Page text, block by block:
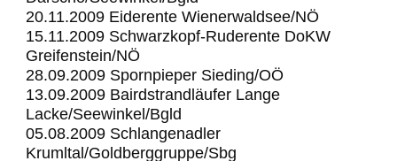
20.11.2009 Eiderente Wienerwaldsee/NÖ
15.11.2009 Schwarzkopf-Ruderente DoKW
Greifenstein/NÖ
28.09.2009 Spornpieper Sieding/OÖ
13.09.2009 Bairdstrandläufer Lange
Lacke/Seewinkel/Bgld
05.08.2009 Schlangenadler
Krumltal/Goldberggruppe/Sbg